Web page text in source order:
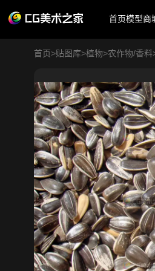
首页模型商
首页>贴图库>植物>农作物/香料